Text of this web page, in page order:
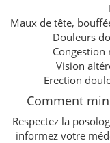
Maux de tête,
Douleurs
Congestion
Vision
Erection
Comment
Respectez la
informez votre